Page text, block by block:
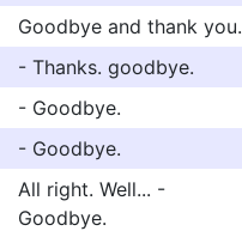
Goodbye and thank you.
- Thanks. goodbye.
- Goodbye.
- Goodbye.
All right. Well... -
Goodbye.